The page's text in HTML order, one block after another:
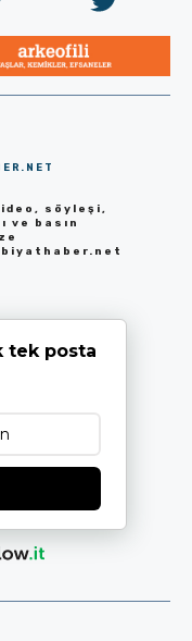
söyleşi,
ve basın
tek posta